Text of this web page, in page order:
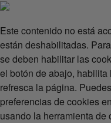
Este contenido no está
están deshabilitadas.
se deben habilitar las
el botón de abajo,
refresca la página.
preferencias de cookies
usando la herramienta